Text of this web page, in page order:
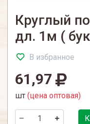
Круглый
дл. 1м (
В избранное
61,97
шт (цена оптовая)